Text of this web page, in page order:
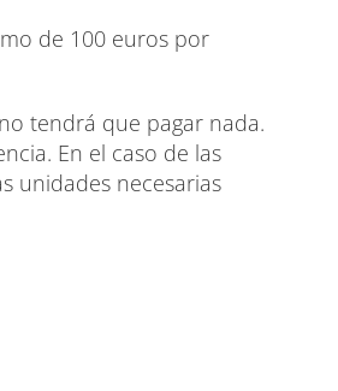
de 100 euros por
tendrá que pagar nada.
En el caso de las
unidades necesarias